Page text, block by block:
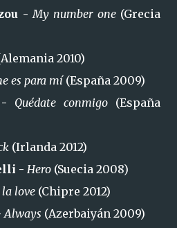
-My number one (Grecia
2010)
es para mí (España 2009)
- Quédate conmigo (España
(Irlanda 2012)
- Hero (Suecia 2008)
la love (Chipre 2012)
Always (Azerbaiyán 2009)